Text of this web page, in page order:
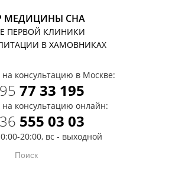
МЕДИЦИНЫ СНА
ПЕРВОЙ КЛИНИКИ
В ХАМОВНИКАХ
на консультацию в Москве:
77 33 195
на консультацию онлайн:
555 03 03
20:00, вс - выходной